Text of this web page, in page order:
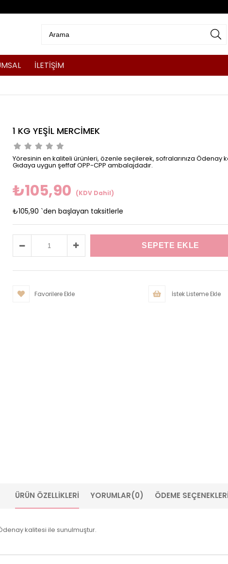
İLETİŞİM
1 KG YEŞİL MERCİMEK
Yöresinin en kaliteli ürünleri, özenle seçilerek, sofralarınıza Ödenay
Gıdaya uygun şeffaf OPP-CPP ambalajdadır.
₺105,90 (KDV Dahil)
₺105,90 `den başlayan taksitlerle
Favorilere Ekle İstek Listeme Ekle
ÜRÜN ÖZELLIKLERI YORUMLAR(0) ÖDEME
kalitesi ile sunulmuştur.